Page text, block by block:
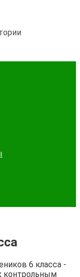
6 класса -
контрольным